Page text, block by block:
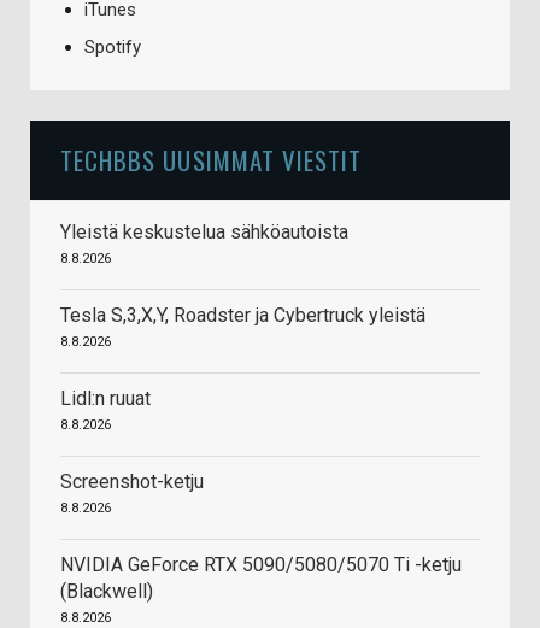
iTunes
Spotify
TECHBBS UUSIMMAT VIESTIT
Yleistä keskustelua sähköautoista
8.8.2026
Tesla S,3,X,Y, Roadster ja Cybertruck yleistä
8.8.2026
Lidl:n ruuat
8.8.2026
Screenshot-ketju
8.8.2026
NVIDIA GeForce RTX 5090/5080/5070 Ti -ketju
(Blackwell)
8.8.2026